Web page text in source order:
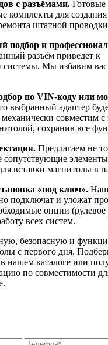
с разъёмами. Готовые
комплекты для
штатной
подбор и
разъём приведет к
системы. Мы избавим
по VIN-коду или
выбранный адаптер
механически совместим
сохранив все
Предлагаем не
сопутствующие
вставки магнитолы в
«под ключ».
подключат и уложат
опции (рулевое
всех систем.
безопасную и
с первого дня.
нашем каталоге или
по совместимости